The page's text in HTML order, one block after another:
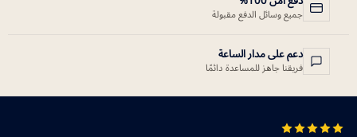
جميع وسائل الدفع مقبولة
دعم على مدار الساعة
فريقنا جاهز للمساعدة دائمًا